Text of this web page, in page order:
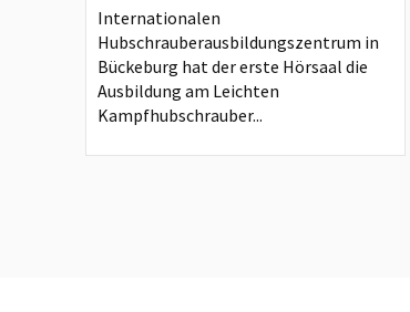
Internationalen
Hubschrauberausbildungszentrum in
Bückeburg hat der erste Hörsaal die
Ausbildung am Leichten
Kampfhubschrauber...